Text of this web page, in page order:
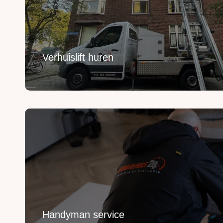
Verhuislift huren
Breng je verhuizing naar grote hoogte met onze
Lees Meer
Handyman service
Handyman service
Voor het ophangen, monteren en demonteren van
Lees Meer